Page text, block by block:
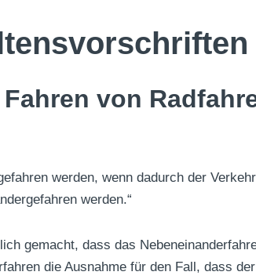
von
werden, wenn dadurch der
werden.“
gemacht, dass das
die Ausnahme für den Fall, dass